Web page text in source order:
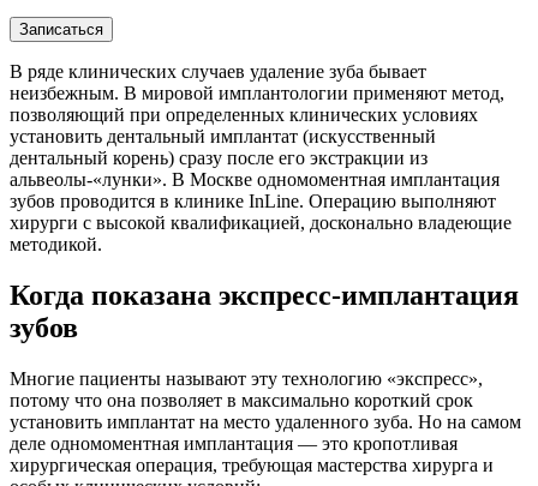
Записаться
В ряде клинических случаев удаление зуба бывает
неизбежным. В мировой имплантологии применяют метод,
позволяющий при определенных клинических условиях
установить дентальный имплантат (искусственный
дентальный корень) сразу после его экстракции из
альвеолы-«лунки». В Москве одномоментная имплантация
зубов проводится в клинике InLine. Операцию выполняют
хирурги с высокой квалификацией, досконально владеющие
методикой.
Когда показана экспресс-имплантация
зубов
Многие пациенты называют эту технологию «экспресс»,
потому что она позволяет в максимально короткий срок
установить имплантат на место удаленного зуба. Но на самом
деле одномоментная имплантация — это кропотливая
хирургическая операция, требующая мастерства хирурга и